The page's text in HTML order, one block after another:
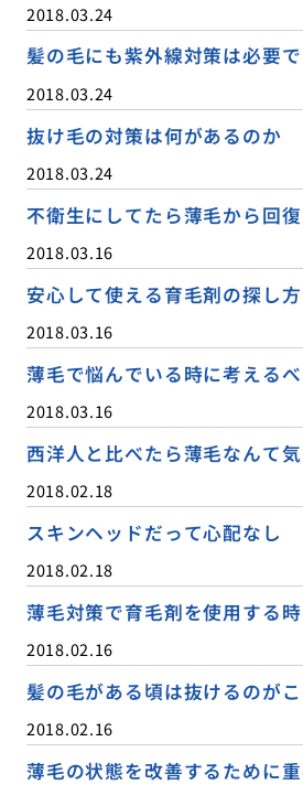
2018.03.24
髪の毛にも紫外線対策は必要
2018.03.24
抜け毛の対策は何があるのか
2018.03.24
不衛生にしてたら薄毛から回復
2018.03.16
安心して使える育毛剤の探し方
2018.03.16
薄毛で悩んでいる時に考える
2018.03.16
西洋人と比べたら薄毛なんて
2018.02.18
スキンヘッドだって心配なし
2018.02.18
薄毛対策で育毛剤を使用する
2018.02.16
髪の毛がある頃は抜けるのが
2018.02.16
薄毛の状態を改善するために